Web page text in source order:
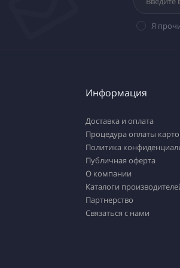
Я
Информация
Доставка и оплата
Процедура оплаты
Политика
Публичная оферта
О компании
Каталоги
Партнерство
Связаться с нами